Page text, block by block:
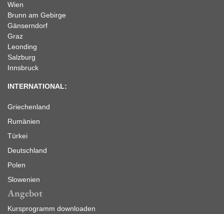
Wien
Brunn am Gebirge
Gänserndorf
Graz
Leonding
Salzburg
Innsbruck
INTERNATIONAL:
Griechenland
Rumänien
Türkei
Deutschland
Polen
Slowenien
Angebot
Kursprogramm downloaden